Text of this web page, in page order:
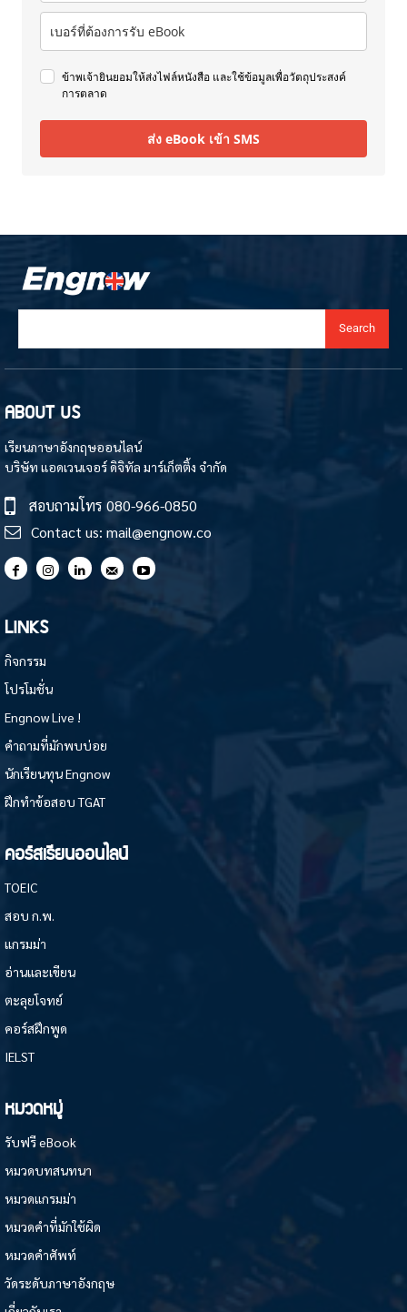
ข้าพเจ้ายินยอมให้ส่งไฟล์หนังสือ และใช้ข้อมูลเพื่อวัตถุประสงค์
การตลาด
ส่ง eBook เข้า SMS
Search
ABOUT US
เรียนภาษาอังกฤษออนไลน์
บริษัท แอดเวนเจอร์ ดิจิทัล มาร์เก็ตติ้ง จำกัด
สอบถามโทร 080-966-0850
Contact us: mail@engnow.co
LINKS
กิจกรรม
โปรโมชั่น
Engnow Live !
คำถามที่มักพบบ่อย
นักเรียนทุน Engnow
ฝึกทำข้อสอบ TGAT
คอร์สเรียนออนไลน์
TOEIC
สอบ ก.พ.
แกรมม่า
อ่านและเขียน
ตะลุยโจทย์
คอร์สฝึกพูด
IELST
หมวดหมู่
รับฟรี eBook
หมวดบทสนทนา
หมวดแกรมม่า
หมวดคำที่มักใช้ผิด
หมวดคำศัพท์
วัดระดับภาษาอังกฤษ